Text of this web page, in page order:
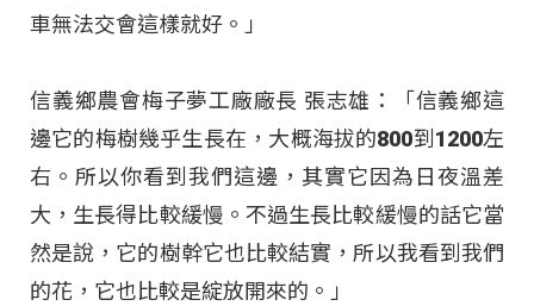
車無法交會這樣就好。」
信義鄉農會梅子夢工廠廠長 張志雄：「信義鄉這
邊它的梅樹幾乎生長在，大概海拔的800到1200左
右。所以你看到我們這邊，其實它因為日夜溫差
大，生長得比較緩慢。不過生長比較緩慢的話它當
然是說，它的樹幹它也比較結實，所以我看到我們
的花，它也比較是綻放開來的。」